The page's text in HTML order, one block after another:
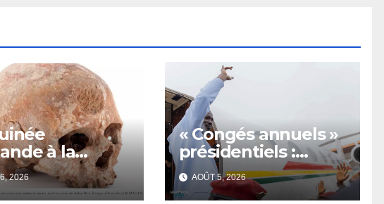
à la
la restitution
de Bokar
2026
« Congés annuels »
présidentiels :
Doumbouya
s’envole,
AOÛT 5, 2026